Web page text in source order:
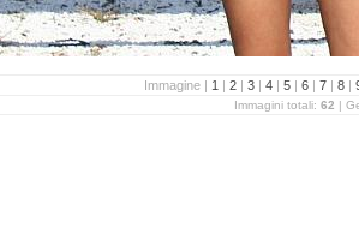
Immagine | 1 | 2 | 3 | 4 | 5 | 6 | 7 | 8 |
Immagini totali: 62 |